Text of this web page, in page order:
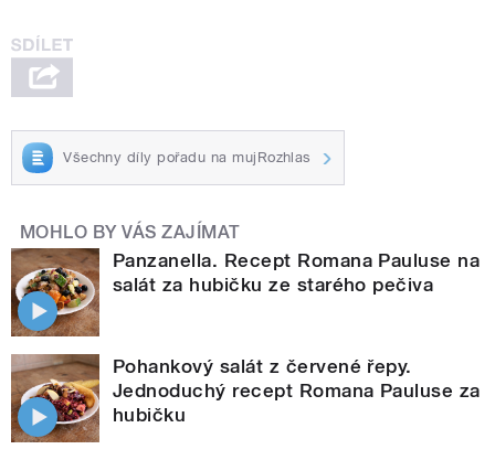
Všechny díly pořadu na mujRozhlas
MOHLO BY VÁS ZAJÍMAT
Panzanella. Recept Romana Pauluse na
salát za hubičku ze starého pečiva
Pohankový salát z červené řepy.
Jednoduchý recept Romana Pauluse za
hubičku